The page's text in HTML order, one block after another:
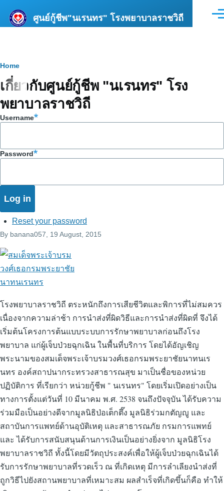
ศูนย์กู้ชีพ"นเรนทร" โรงพยาบาลราชวิถี
Breadcrumb
Home
เกี่ยวกับศูนย์กู้ชีพ "นเรนทร" โรง
พยาบาลราชวิถี
Username
Password
Reset your password
By banana057 , 19 August, 2015
โรงพยาบาลราชวิถี ตระหนักถึงการเสียชีวิตและพิการที่ไม่สมควร
เนื่องจากความล่าช้า การนำส่งที่ผิดวิธีและการนำส่งที่ผิดที่ จึงได้
เริ่มต้นโครงการต้นแบบระบบการรักษาพยาบาลก่อนถึงโรง
พยาบาล แก่ผู้เจ็บป่วยฉุกเฉิน ในพื้นที่บริการ โดยได้อัญเชิญ
พระนามของสมเด็จพระเจ้าบรมวงศ์เธอกรมพระยาชัยนาทนเร
นทร องค์สถาปนากระทรวงสาธารณสุข มาเป็นชื่อของหน่วย
ปฏิบัติการ ที่เรียกว่า หน่วยกู้ชีพ " นเรนทร" โดยเริ่มเปิดอย่างเป็น
ทางการตั้งแต่วันที่ 10 มีนาคม พ.ศ. 2538 จนถึงปัจจุบัน ได้รับความ
ร่วมมือเป็นอย่างดีจากมูลนิธิป่อเต็กตึ๊ง มูลนิธิร่วมกตัญญู และ
สถาบันการแพทย์ด้านอุบัติเหตุ และสาธารณภัย กรมการแพทย์
และ ได้รับการสนับสนุนด้านการเงินเป็นอย่างยิ่งจาก มูลนิธิโรง
พยาบาลราชวิถี ทั้งนี้โดยมีวัตถุประสงค์เพื่อให้ผู้เจ็บป่วยฉุกเฉินได้
รับการรักษาพยาบาลที่รวดเร็ว ณ ที่เกิดเหตุ มีการลำเลียงนำส่งที่
ถูกวิธีไปยังสถานพยาบาลที่เหมาะสม ผลสำเร็จที่เกิดขึ้นก็คือ ทำให้